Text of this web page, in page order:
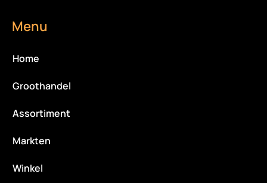
Menu
Home
Groothandel
Assortiment
Markten
Winkel